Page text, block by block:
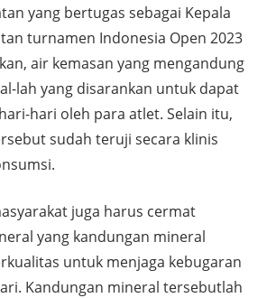
yang bertugas sebagai Kepala
turnamen Indonesia Open 2023
air kemasan yang mengandung
lah yang disarankan untuk dapat
hari oleh para atlet. Selain itu,
sudah teruji secara klinis
juga harus cermat
yang kandungan mineral
untuk menjaga kebugaran
Kandungan mineral tersebutlah